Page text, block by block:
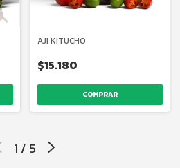
AJI KITUCHO
$15.180
1 / 5